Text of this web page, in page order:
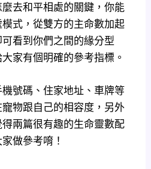
去和平相處的關鍵，你能
式，從雙方的主命數加起
看到你們之間的緣分型
家有個明確的參考指標。
號碼、住家地址、車牌等
物跟自己的相容度，另外
兩篇很有趣的生命靈數配
做參考唷！